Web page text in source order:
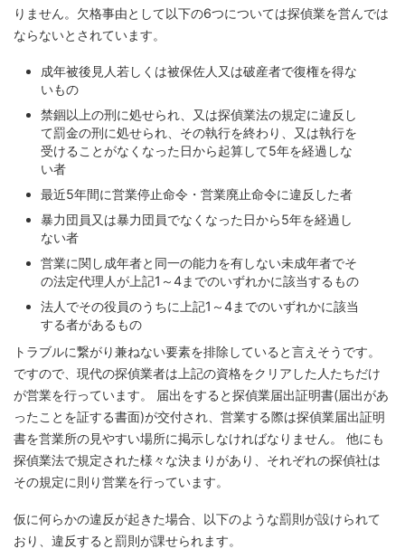
りません。欠格事由として以下の6つについては探偵業を営んでは
ならないとされています。
成年被後見人若しくは被保佐人又は破産者で復権を得な
いもの
禁錮以上の刑に処せられ、又は探偵業法の規定に違反し
て罰金の刑に処せられ、その執行を終わり、又は執行を
受けることがなくなった日から起算して5年を経過しな
い者
最近5年間に営業停止命令・営業廃止命令に違反した者
暴力団員又は暴力団員でなくなった日から5年を経過し
ない者
営業に関し成年者と同一の能力を有しない未成年者でそ
の法定代理人が上記1～4までのいずれかに該当するもの
法人でその役員のうちに上記1～4までのいずれかに該当
する者があるもの
トラブルに繋がり兼ねない要素を排除していると言えそうです。
ですので、現代の探偵業者は上記の資格をクリアした人たちだけ
が営業を行っています。 届出をすると探偵業届出証明書(届出があ
ったことを証する書面)が交付され、営業する際は探偵業届出証明
書を営業所の見やすい場所に掲示しなければなりません。 他にも
探偵業法で規定された様々な決まりがあり、それぞれの探偵社は
その規定に則り営業を行っています。
仮に何らかの違反が起きた場合、以下のような罰則が設けられて
おり、違反すると罰則が課せられます。